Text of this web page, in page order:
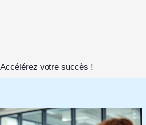
Accélérez votre succès !